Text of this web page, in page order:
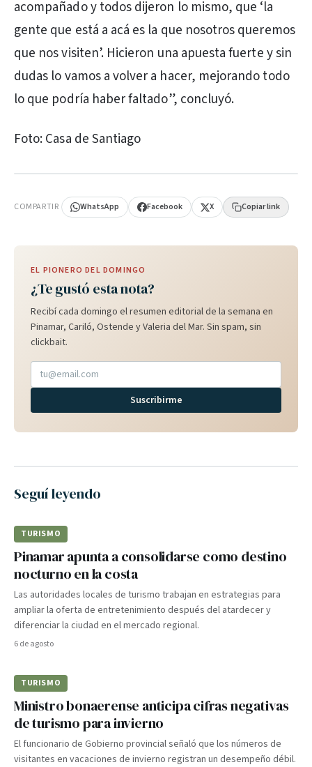
acompañado y todos dijeron lo mismo, que ‘la
gente que está a acá es la que nosotros queremos
que nos visiten’. Hicieron una apuesta fuerte y sin
dudas lo vamos a volver a hacer, mejorando todo
lo que podría haber faltado”, concluyó.
Foto: Casa de Santiago
COMPARTIR WhatsApp Facebook X Copiar link
EL PIONERO DEL DOMINGO
¿Te gustó esta nota?
Recibí cada domingo el resumen editorial de la semana en
Pinamar, Cariló, Ostende y Valeria del Mar. Sin spam, sin
clickbait.
Suscribirme
Seguí leyendo
TURISMO
Pinamar apunta a consolidarse como destino
nocturno en la costa
Las autoridades locales de turismo trabajan en estrategias para
ampliar la oferta de entretenimiento después del atardecer y
diferenciar la ciudad en el mercado regional.
6 de agosto
TURISMO
Ministro bonaerense anticipa cifras negativas
de turismo para invierno
El funcionario de Gobierno provincial señaló que los números de
visitantes en vacaciones de invierno registran un desempeño débil.